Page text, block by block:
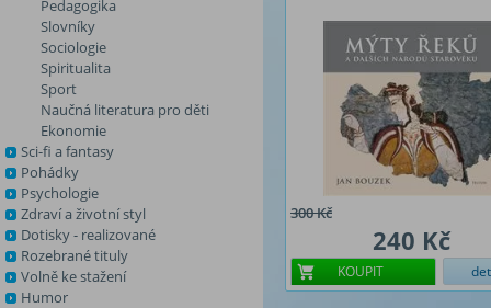
Pedagogika
Slovníky
Sociologie
Spiritualita
Sport
Naučná literatura pro děti
Ekonomie
Sci-fi a fantasy
Pohádky
Psychologie
Zdraví a životní styl
Dotisky - realizované
Rozebrané tituly
Volně ke stažení
Humor
300 Kč
240 Kč
KOUPIT